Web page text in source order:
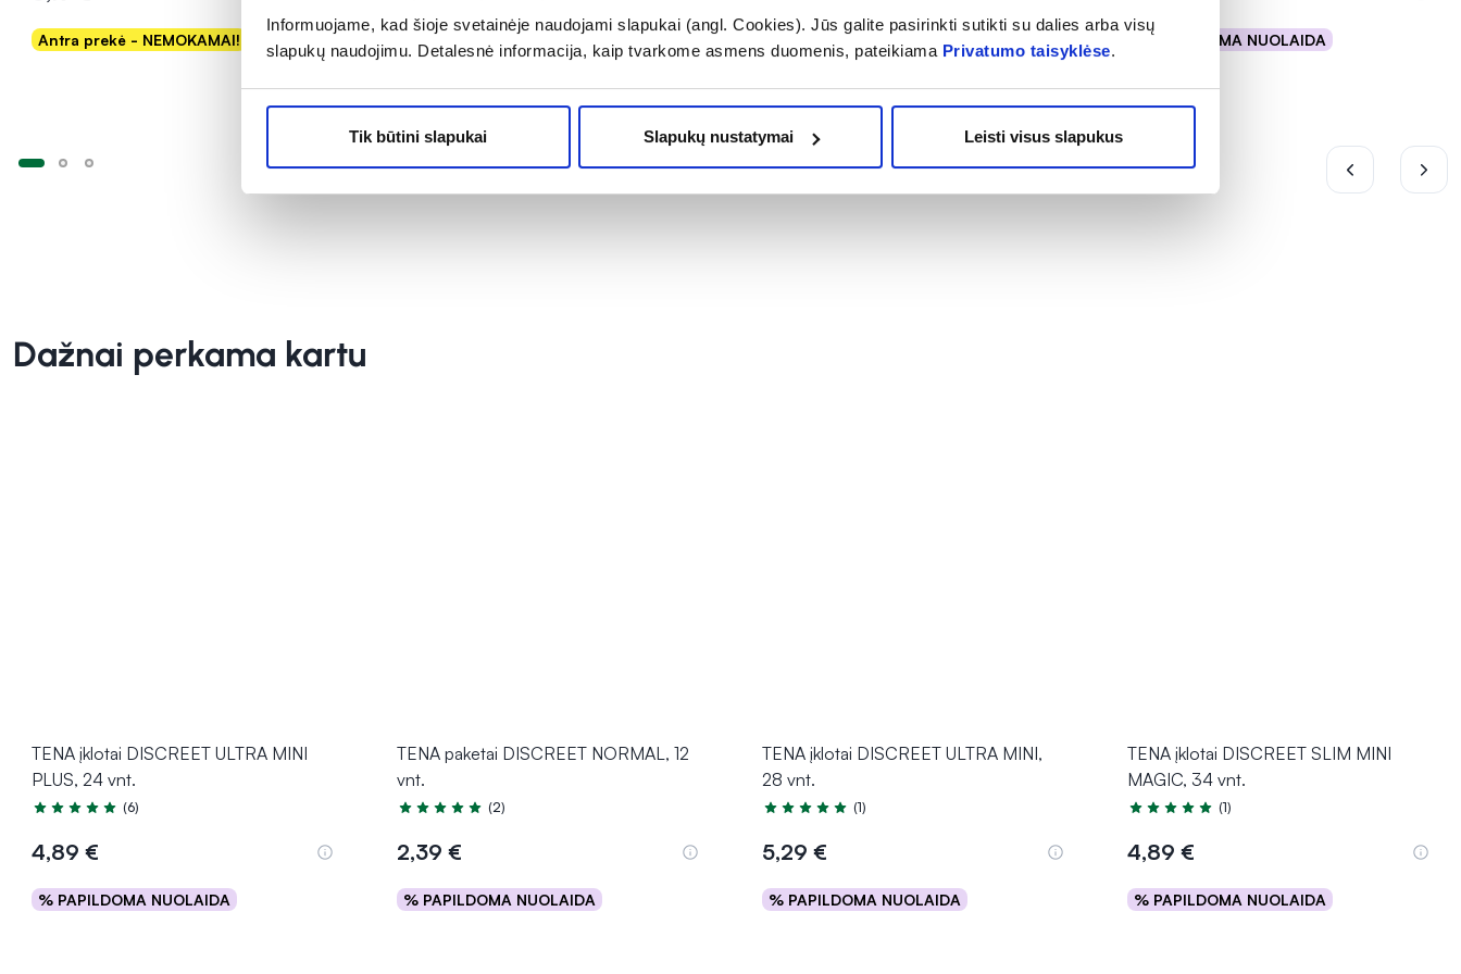
Informuojame, kad šioje svetainėje naudojami slapukai (angl. Cookies). Jūs galite pasirinkti sutikti su dalies arba visų
slapukų naudojimu. Detalesnė informacija, kaip tvarkome asmens duomenis, pateikiama Privatumo taisyklėse.
Tik būtini slapukai Slapukų nustatymai Leisti visus slapukus
Antra prekė - NEMOKAMAI!
Į krepšelį
Antra prekė - NEMOKAMAI!
Į krepšelį
% PAPILDOMA NUOLAIDA
Į krepšelį
% PAPILDOMA NUOLAIDA
Į krepšelį
Dažnai perkama kartu
TENA įklotai DISCREET ULTRA MINI
PLUS, 24 vnt.
Įvertinimas 5.0 iš 5
(6)
4,89 €
% PAPILDOMA NUOLAIDA
Į krepšelį
TENA paketai DISCREET NORMAL, 12
vnt.
Įvertinimas 5.0 iš 5
(2)
2,39 €
% PAPILDOMA NUOLAIDA
Į krepšelį
TENA įklotai DISCREET ULTRA MINI,
28 vnt.
Įvertinimas 5.0 iš 5
(1)
5,29 €
% PAPILDOMA NUOLAIDA
Į krepšelį
TENA įklotai DISCREET SLIM MINI
MAGIC, 34 vnt.
Įvertinimas 5.0 iš 5
(1)
4,89 €
% PAPILDOMA NUOLAIDA
Į krepšelį